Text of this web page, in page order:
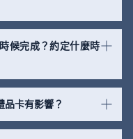
候完成？約定什麼時
品卡有影響？